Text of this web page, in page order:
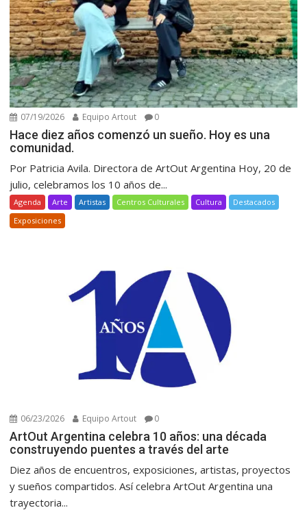
07/19/2026 Equipo Artout 0
Hace diez años comenzó un sueño. Hoy es una
comunidad.
Por Patricia Avila. Directora de ArtOut Argentina Hoy, 20 de
julio, celebramos los 10 años de...
Agenda Arte Artistas Centros Culturales Cultura
Destacados
Exposiciones
06/23/2026 Equipo Artout 0
ArtOut Argentina celebra 10 años: una década
construyendo puentes a través del arte
Diez años de encuentros, exposiciones, artistas, proyectos
y sueños compartidos. Así celebra ArtOut Argentina una
trayectoria...